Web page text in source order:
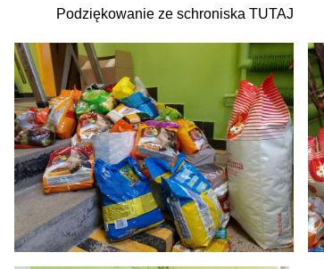
Podziękowanie ze schroniska TUTAJ